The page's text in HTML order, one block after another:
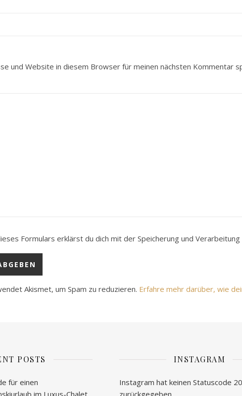
und Website in diesem Browser für meinen nächsten Kommentar
Formulars erklärst du dich mit der Speicherung und
Akismet, um Spam zu reduzieren. Erfahre mehr darüber, wie
POSTS
für einen
im Luxus-Chalet
INSTAGRAM
Instagram hat keinen Statuscode
zurückgegeben.